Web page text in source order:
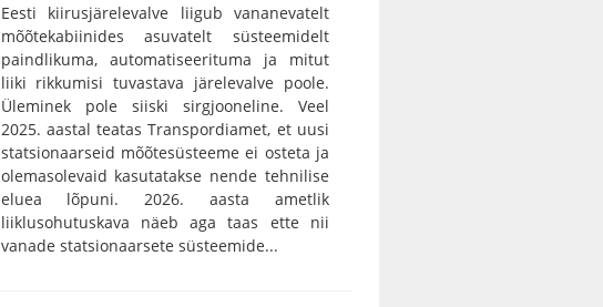
Eesti kiirusjärelevalve liigub vananevatelt
mõõtekabiinides asuvatelt süsteemidelt
paindlikuma, automatiseerituma ja mitut
liiki rikkumisi tuvastava järelevalve poole.
Üleminek pole siiski sirgjooneline. Veel
2025. aastal teatas Transpordiamet, et uusi
statsionaarseid mõõtesüsteeme ei osteta ja
olemasolevaid kasutatakse nende tehnilise
eluea lõpuni. 2026. aasta ametlik
liiklusohutuskava näeb aga taas ette nii
vanade statsionaarsete süsteemide...